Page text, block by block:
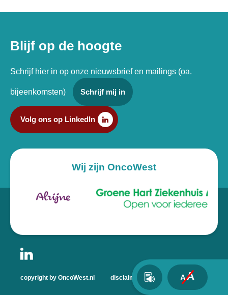
Blijf op de hoogte
Schrijf hier in op onze nieuwsbrief en mailings (oa.
bijeenkomsten) Schrijf mij in
Volg ons op LinkedIn
Wij zijn OncoWest
copyright by OncoWest.nl disclaimer privacyverklaring
AA